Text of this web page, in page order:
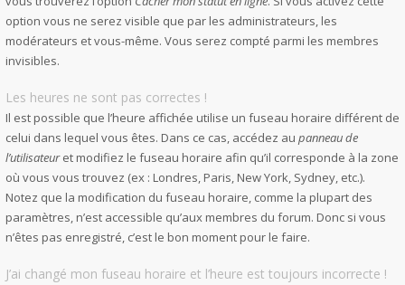
option vous ne serez visible que par les administrateurs, les
modérateurs et vous-même. Vous serez compté parmi les membres
invisibles.
Les heures ne sont pas correctes !
Il est possible que l’heure affichée utilise un fuseau horaire différent de
celui dans lequel vous êtes. Dans ce cas, accédez au panneau de
l’utilisateuret modifiez le fuseau horaire afin qu’il corresponde à la zone
où vous vous trouvez (ex : Londres, Paris, New York, Sydney, etc.).
Notez que la modification du fuseau horaire, comme la plupart des
paramètres, n’est accessible qu’aux membres du forum. Donc si vous
n’êtes pas enregistré, c’est le bon moment pour le faire.
J’ai changé mon fuseau horaire et l’heure est toujours incorrecte !